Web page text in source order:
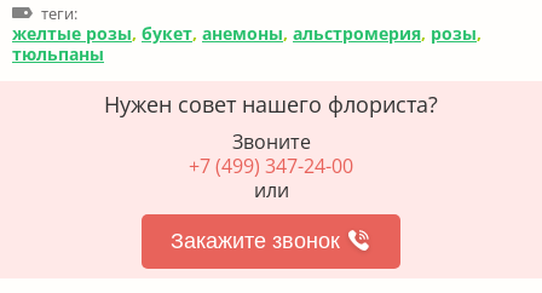
теги:
желтые розы, букет, анемоны, альстромерия, розы,
тюльпаны
Нужен совет нашего флориста?
Звоните
+7 (499) 347-24-00
или
Закажите звонок